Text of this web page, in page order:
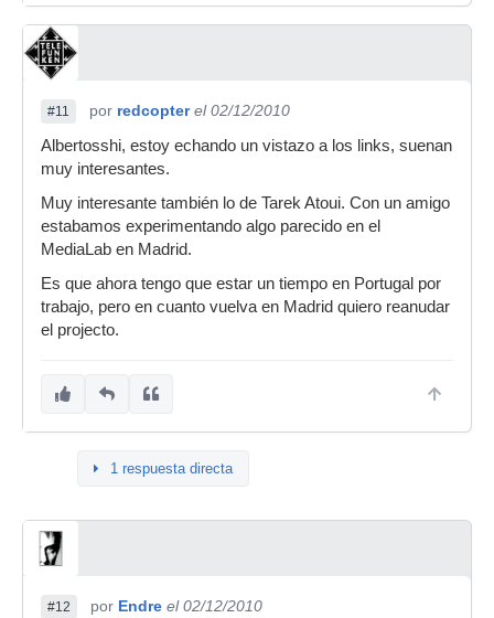
#11 por redcopter el 02/12/2010
Albertosshi, estoy echando un vistazo a los links, suenan
muy interesantes.
Muy interesante también lo de Tarek Atoui. Con un amigo
estabamos experimentando algo parecido en el
MediaLab en Madrid.
Es que ahora tengo que estar un tiempo en Portugal por
trabajo, pero en cuanto vuelva en Madrid quiero reanudar
el projecto.
1 respuesta directa
#12 por Endre el 02/12/2010